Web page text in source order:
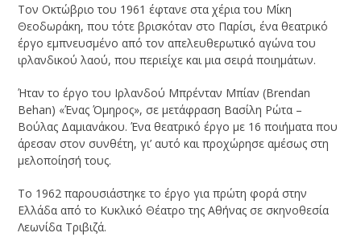
Τον Οκτώβριο του 1961 έφτανε στα χέρια του Μίκη
Θεοδωράκη, που τότε βρισκόταν στο Παρίσι, ένα θεατρικό
έργο εμπνευσμένο από τον απελευθερωτικό αγώνα του
ιρλανδικού λαού, που περιείχε και μια σειρά ποιημάτων.
Ήταν το έργο του Ιρλανδού Μπρένταν Μπίαν (Brendan
Behan) «Ένας Όμηρος», σε μετάφραση Βασίλη Ρώτα –
Βούλας Δαμιανάκου. Ένα θεατρικό έργο με 16 ποιήματα που
άρεσαν στον συνθέτη, γι’ αυτό και προχώρησε αμέσως στη
μελοποίησή τους.
Το 1962 παρουσιάστηκε το έργο για πρώτη φορά στην
Ελλάδα από το Κυκλικό Θέατρο της Αθήνας σε σκηνοθεσία
Λεωνίδα Τριβιζά.